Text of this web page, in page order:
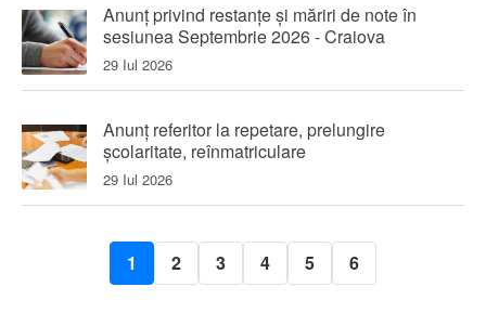
Anunț privind restanțe și măriri de note în
sesiunea Septembrie 2026 - Craiova
29 Iul 2026
Anunț referitor la repetare, prelungire
școlaritate, reînmatriculare
29 Iul 2026
1 2 3 4 5 6